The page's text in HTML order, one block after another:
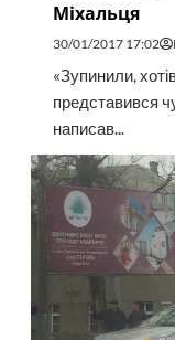
Міхальця
30/01/2017 17:02
«Зупинили,
представився
написав...